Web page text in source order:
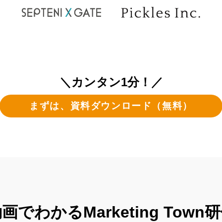
＼カンタン1分！／
まずは、資料ダウンロード（無料）
でわかるMarketing Town